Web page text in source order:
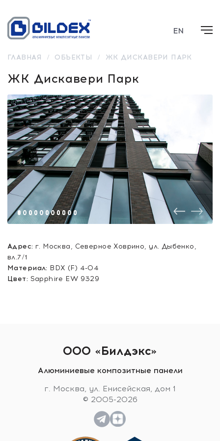
EN
ГЛАВНАЯ / ОБЪЕКТЫ / ЖК ДИСКАВЕРИ ПАРК
ЖК Дискавери Парк
Адрес: г. Москва, Северное Ховрино, ул. Дыбенко,
вл.7/1
Материал: BDX (F) 4-04
Цвет: Sapphire EW 9329
ООО «Билдэкс»
Алюминиевые композитные панели
г. Москва, ул. Енисейская, дом 1
© 2005-2026